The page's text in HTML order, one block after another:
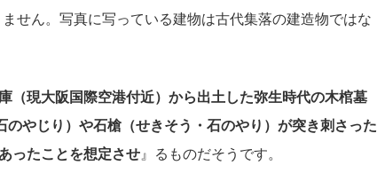
せん。写真に写っている建物は古代集落の建造物ではな
（現大阪国際空港付近）から出土した弥生時代の木棺墓
のやじり）や石槍（せきそう・石のやり）が突き刺さった
ったことを想定させ』るものだそうです。